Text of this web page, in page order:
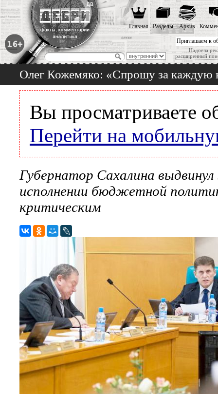
Приглашаем к
Надоела
расширенный
Главная Разделы Архив
Олег Кожемяко: «Спрошу за каждую
Вы просматриваете
Перейти на
Губернатор Сахалина
исполнении бюджетной
критическим